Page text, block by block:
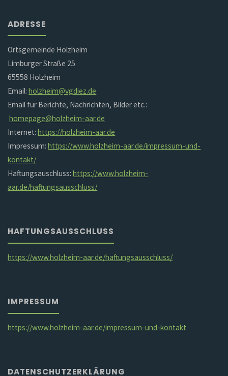
ADRESSE
Ortsgemeinde Holzheim
Limburger Straße 25
65558 Holzheim
Email:holzheim@vgdiez.de
Email für Berichte, Nachrichten, Bilder etc.:
homepage@holzheim-aar.de
Internet:https://holzheim-aar.de
Impressum:https://www.holzheim-aar.de/impressum-und-
kontakt/
Haftungsauschluss:https://www.holzheim-
aar.de/haftungsausschluss/
HAFTUNGSAUSSCHLUSS
https://www.holzheim-aar.de/haftungsausschluss/
IMPRESSUM
https://www.holzheim-aar.de/impressum-und-kontakt
DATENSCHUTZERKLÄRUNG